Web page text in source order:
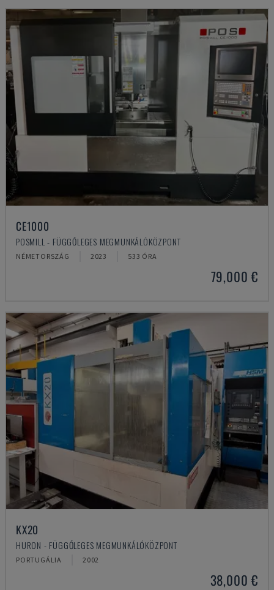
CE1000
POSMILL - FÜGGŐLEGES MEGMUNKÁLÓKÖZPONT
NÉMETORSZÁG 2023 533 ÓRA
79,000 €
KX20
HURON - FÜGGŐLEGES MEGMUNKÁLÓKÖZPONT
PORTUGÁLIA 2002
38,000 €